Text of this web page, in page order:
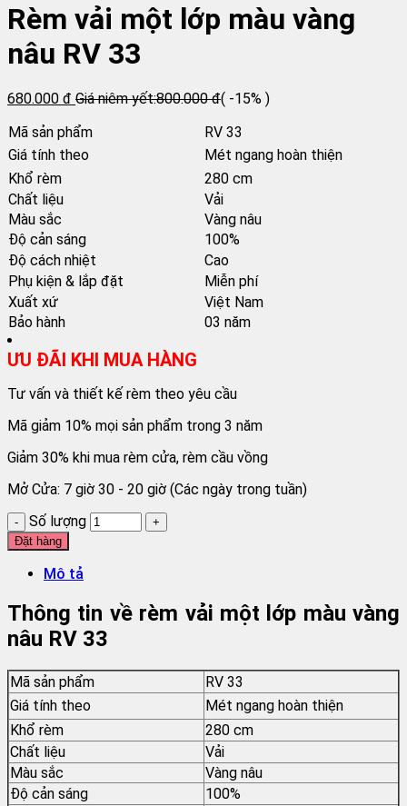
Rèm vải một lớp màu vàng
nâu RV 33
680.000 đ Giá niêm yết:800.000 đ( -15% )
Mã sản phẩm
RV 33
Giá tính theo
Mét ngang hoàn thiện
Khổ rèm
280 cm
Chất liệu
Vải
Màu sắc
Vàng nâu
Độ cản sáng
100%
Độ cách nhiệt
Cao
Phụ kiện & lắp đặt
Miễn phí
Xuất xứ
Việt Nam
Bảo hành
03 năm
ƯU ĐÃI KHI MUA HÀNG
Tư vấn và thiết kế rèm theo yêu cầu
Mã giảm 10% mọi sản phẩm trong 3 năm
Giảm 30% khi mua rèm cửa, rèm cầu vồng
Mở Cửa: 7 giờ 30 - 20 giờ (Các ngày trong tuần)
Số lượng
Đặt hàng
Mô tả
Thông tin về rèm vải một lớp màu vàng
nâu RV 33
Mã sản phẩm
RV 33
Giá tính theo
Mét ngang hoàn thiện
Khổ rèm
280 cm
Chất liệu
Vải
Màu sắc
Vàng nâu
Độ cản sáng
100%